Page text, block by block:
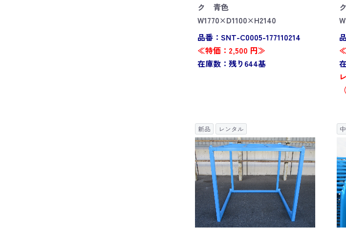
ク 青色
W1770×D1100×H2140
品番：SNT-C0005-177110214
≪特価：2,500 円≫
在庫数：残り644基
新品 レンタル